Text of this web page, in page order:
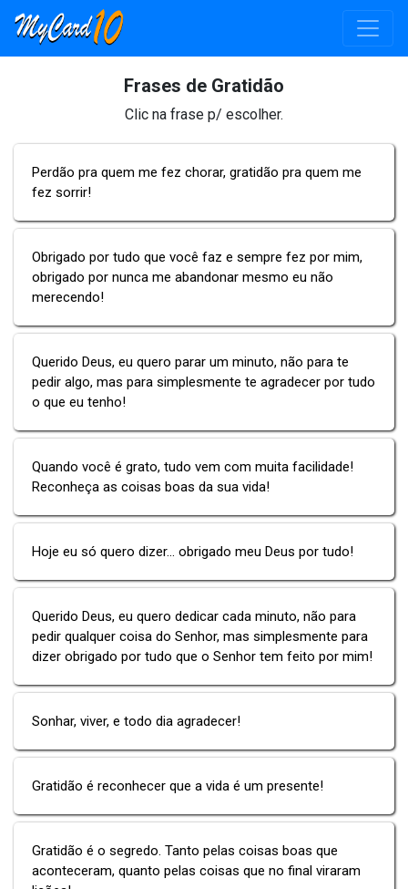
Frases de Gratidão
Clic na frase p/ escolher.
Perdão pra quem me fez chorar, gratidão pra quem me
fez sorrir!
Obrigado por tudo que você faz e sempre fez por mim,
obrigado por nunca me abandonar mesmo eu não
merecendo!
Querido Deus, eu quero parar um minuto, não para te
pedir algo, mas para simplesmente te agradecer por tudo
o que eu tenho!
Quando você é grato, tudo vem com muita facilidade!
Reconheça as coisas boas da sua vida!
Hoje eu só quero dizer... obrigado meu Deus por tudo!
Querido Deus, eu quero dedicar cada minuto, não para
pedir qualquer coisa do Senhor, mas simplesmente para
dizer obrigado por tudo que o Senhor tem feito por mim!
Sonhar, viver, e todo dia agradecer!
Gratidão é reconhecer que a vida é um presente!
Gratidão é o segredo. Tanto pelas coisas boas que
aconteceram, quanto pelas coisas que no final viraram